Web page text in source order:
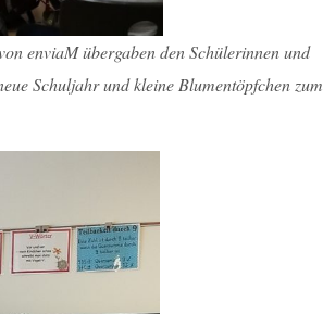
enviaM übergaben den Schülerinnen und
Schuljahr und kleine Blumentöpfchen zum